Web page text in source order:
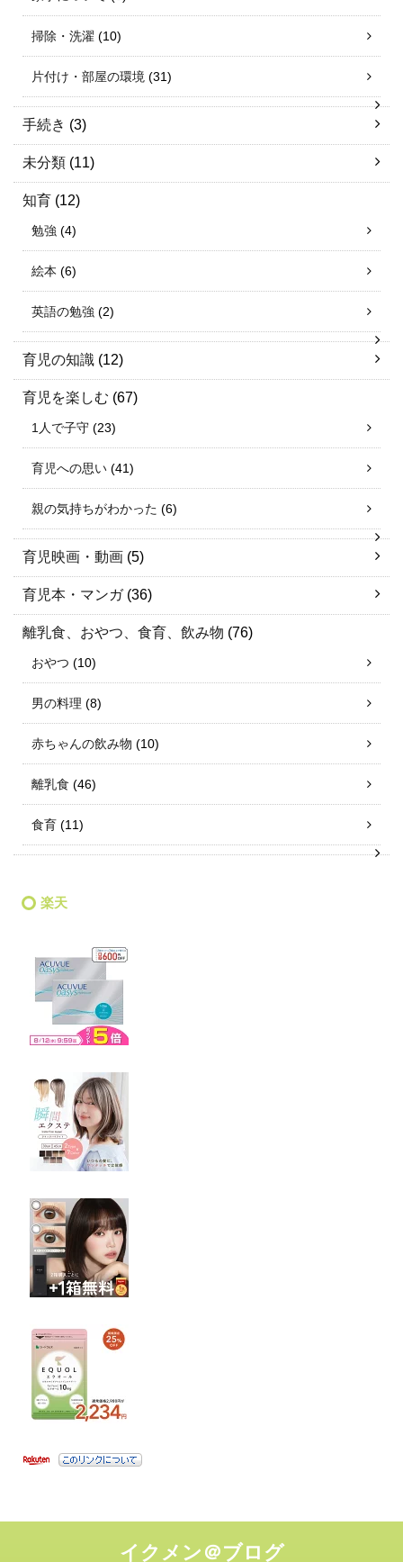
掃除・洗濯 (10)
片付け・部屋の環境 (31)
手続き (3)
未分類 (11)
知育 (12)
勉強 (4)
絵本 (6)
英語の勉強 (2)
育児の知識 (12)
育児を楽しむ (67)
1人で子守 (23)
育児への思い (41)
親の気持ちがわかった (6)
育児映画・動画 (5)
育児本・マンガ(36)
離乳食、おやつ、食育、飲み物 (76)
おやつ (10)
男の料理 (8)
赤ちゃんの飲み物 (10)
離乳食 (46)
食育 (11)
楽天
イクメン＠ブログ